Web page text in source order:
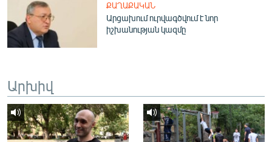
ՏԵՍԱՆՅՈՒԹԵՐ
ԲԱՆԱՎԵՃ
Հայերեն
English
ՔԱՂԱՔԱԿԱՆ
Արցախում ուրվագծվում է նոր
իշխանության կազմը
Արխիվ